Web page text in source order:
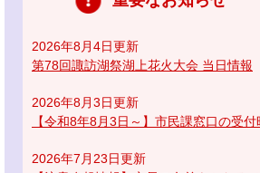
2026年8月4日更新
第78回諏訪湖祭湖上花火大会 当日情報
2026年8月3日更新
【令和8年8月3日～】市民課窓口の受
2026年7月23日更新